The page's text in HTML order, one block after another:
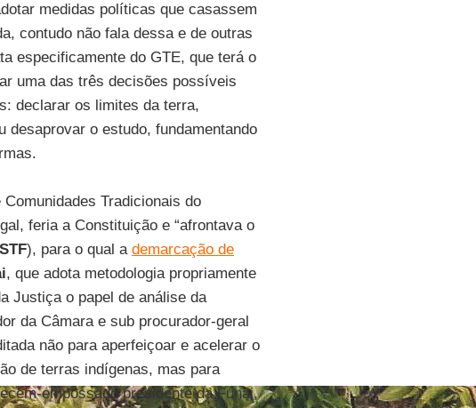
medidas políticas que casassem
contudo não fala dessa e de outras
especificamente do GTE, que terá o
uma das três decisões possíveis
declarar os limites da terra,
desaprovar o estudo, fundamentando
Tradicionais do
feria a Constituição e “afrontava o
), para o qual a demarcação de
, que adota metodologia propriamente
Justiça o papel de análise da
da Câmara e sub procurador-geral
não para aperfeiçoar e acelerar o
de terras indígenas, mas para
empossado presidente da Funai,